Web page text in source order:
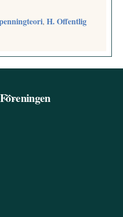
,H. Offentlig
Back